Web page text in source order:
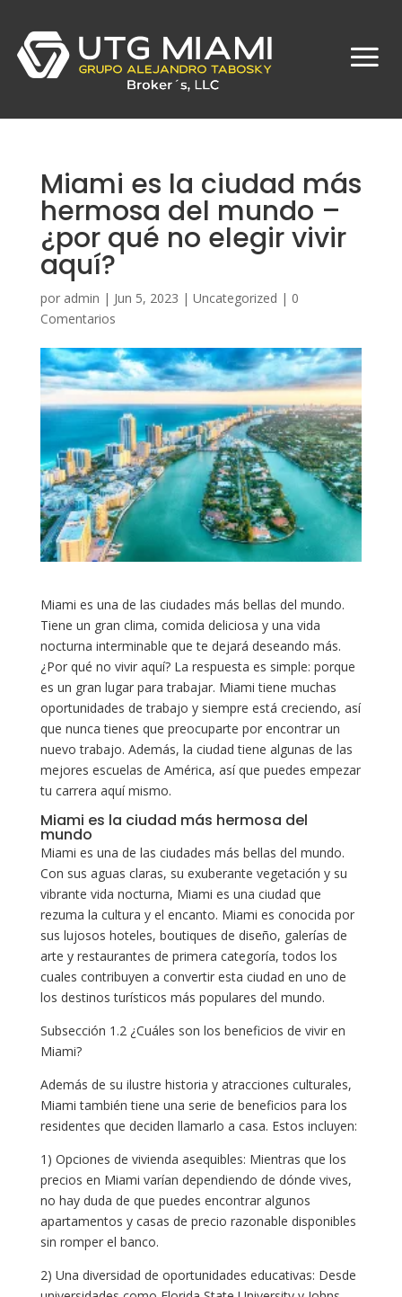
Miami es la ciudad más
hermosa del mundo –
¿por qué no elegir vivir
aquí?
por admin | Jun 5, 2023 | Uncategorized | 0
Comentarios
Miami es una de las ciudades más bellas del mundo.
Tiene un gran clima, comida deliciosa y una vida
nocturna interminable que te dejará deseando más.
¿Por qué no vivir aquí? La respuesta es simple: porque
es un gran lugar para trabajar. Miami tiene muchas
oportunidades de trabajo y siempre está creciendo, así
que nunca tienes que preocuparte por encontrar un
nuevo trabajo. Además, la ciudad tiene algunas de las
mejores escuelas de América, así que puedes empezar
tu carrera aquí mismo.
Miami es la ciudad más hermosa del
mundo
Miami es una de las ciudades más bellas del mundo.
Con sus aguas claras, su exuberante vegetación y su
vibrante vida nocturna, Miami es una ciudad que
rezuma la cultura y el encanto. Miami es conocida por
sus lujosos hoteles, boutiques de diseño, galerías de
arte y restaurantes de primera categoría, todos los
cuales contribuyen a convertir esta ciudad en uno de
los destinos turísticos más populares del mundo.
Subsección 1.2 ¿Cuáles son los beneficios de vivir en
Miami?
Además de su ilustre historia y atracciones culturales,
Miami también tiene una serie de beneficios para los
residentes que deciden llamarlo a casa. Estos incluyen:
1) Opciones de vivienda asequibles: Mientras que los
precios en Miami varían dependiendo de dónde vives,
no hay duda de que puedes encontrar algunos
apartamentos y casas de precio razonable disponibles
sin romper el banco.
2) Una diversidad de oportunidades educativas: Desde